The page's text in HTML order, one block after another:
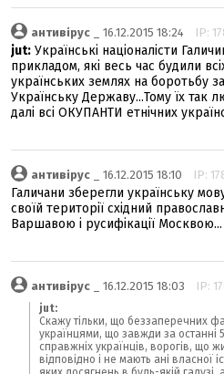
антивірус _ 16.12.2015 18:24 IP:
jut: Українські націоналісти
прикладом, які весь час будили
українських землях на боротьбу
Українську Державу...Тому їх так
далі всі ОКУПАНТИ етнічних
антивірус _ 16.12.2015 18:10 IP:
Галичани зберегли українську
своїй території східний
Варшавою і русифікації Москвою...
антивірус _ 16.12.2015 18:03 IP:
jut:
Скажу тільки, що беззаперечних
українцями, що завжди за останні
справжніх українців, ворогів, що
відповідно і не мають ані власної